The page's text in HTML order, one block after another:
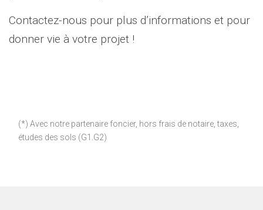
Contactez-nous pour plus d’informations et pour
donner vie à votre projet !
(*) Avec notre partenaire foncier, hors frais de notaire, taxes,
études des sols (G1.G2)